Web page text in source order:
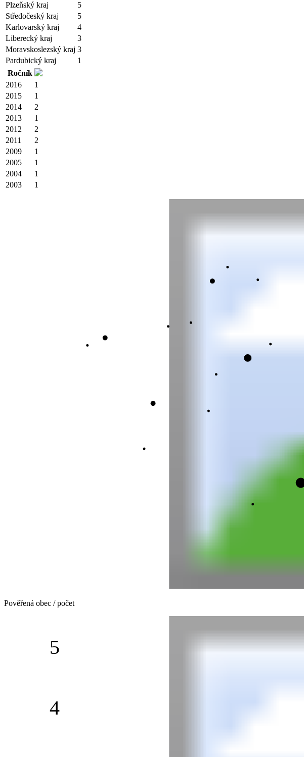
Plzeňský kraj
5
Středočeský kraj
5
Karlovarský kraj
4
Liberecký kraj
3
Moravskoslezský kraj 3
Pardubický kraj
1
Ročník
2016
1
2015
1
2014
2
2013
1
2012
2
2011
2
2009
1
2005
1
2004
1
2003
1
Pověřená obec / počet
4
5